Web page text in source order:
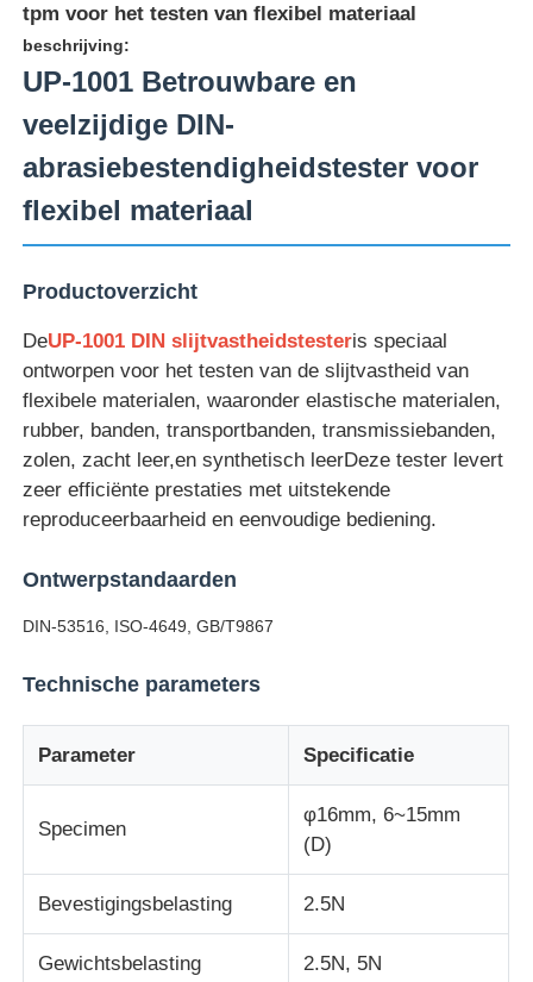
Thuis
Producten
Over ons
Fabrieksreis
Kwaliteitscontrole
Vraag een offerte aan
Laboratorium het Testen Materiaal
Milieutestkamer
Universele testmachine
tpm voor het testen van flexibel materiaal
beschrijving:
UP-1001 Betrouwbare en
veelzijdige DIN-
abrasiebestendigheidstester voor
flexibel materiaal
Productoverzicht
DeUP-1001 DIN slijtvastheidstesteris speciaal
ontworpen voor het testen van de slijtvastheid van
flexibele materialen, waaronder elastische materialen,
rubber, banden, transportbanden, transmissiebanden,
zolen, zacht leer,en synthetisch leerDeze tester levert
zeer efficiënte prestaties met uitstekende
reproduceerbaarheid en eenvoudige bediening.
Ontwerpstandaarden
DIN-53516, ISO-4649, GB/T9867
Technische parameters
Parameter Specificatie
Specimen
φ16mm, 6~15mm
(D)
Bevestigingsbelasting 2.5N
Gewichtsbelasting 2.5N, 5N